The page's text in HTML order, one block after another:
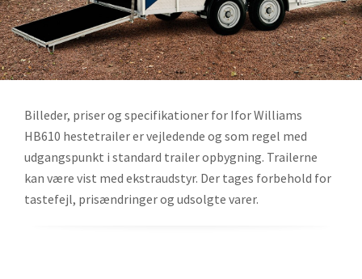
Billeder, priser og specifikationer for Ifor Williams
HB610 hestetrailer er vejledende og som regel med
udgangspunkt i standard trailer opbygning. Trailerne
kan være vist med ekstraudstyr. Der tages forbehold for
tastefejl, prisændringer og udsolgte varer.